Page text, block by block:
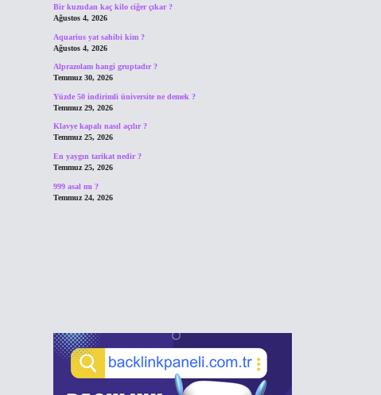
Bir kuzudan kaç kilo ciğer çıkar ?
Ağustos 4, 2026
Aquarius yat sahibi kim ?
Ağustos 4, 2026
Alprazolam hangi gruptadır ?
Temmuz 30, 2026
Yüzde 50 indirimli üniversite ne demek ?
Temmuz 29, 2026
Klavye kapalı nasıl açılır ?
Temmuz 25, 2026
En yaygın tarikat nedir ?
Temmuz 25, 2026
999 asal mı ?
Temmuz 24, 2026